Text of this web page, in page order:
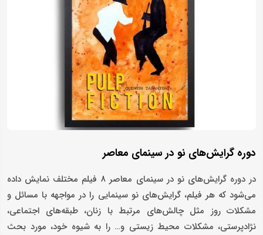
دوره گرایش‌های نو در سینمای معاصر
در دوره گرایش‌های نو در سینمای معاصر 8 فیلم مختلف نمایش داده
می‌شود که هر فیلم، گرایش‌های نو سینمایی را در مواجهه با مسائل و
مشکلات روز مثل چالش‌های مرتبط با زنان، طبقه‌های اجتماعی،
نژادپرستی، مشکلات محیط زیستی و… را به شیوه خود، مورد بحث